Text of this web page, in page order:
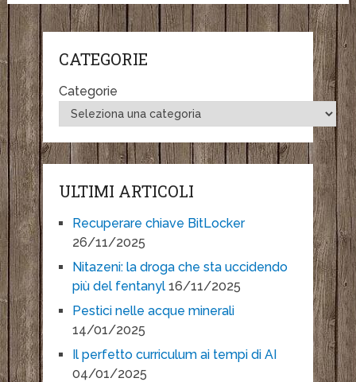
CATEGORIE
Categorie
ULTIMI ARTICOLI
Recuperare chiave BitLocker
26/11/2025
Nitazeni: la droga che sta uccidendo
più del fentanyl 16/11/2025
Pestici nelle acque minerali
14/01/2025
Il perfetto curriculum ai tempi di AI
04/01/2025